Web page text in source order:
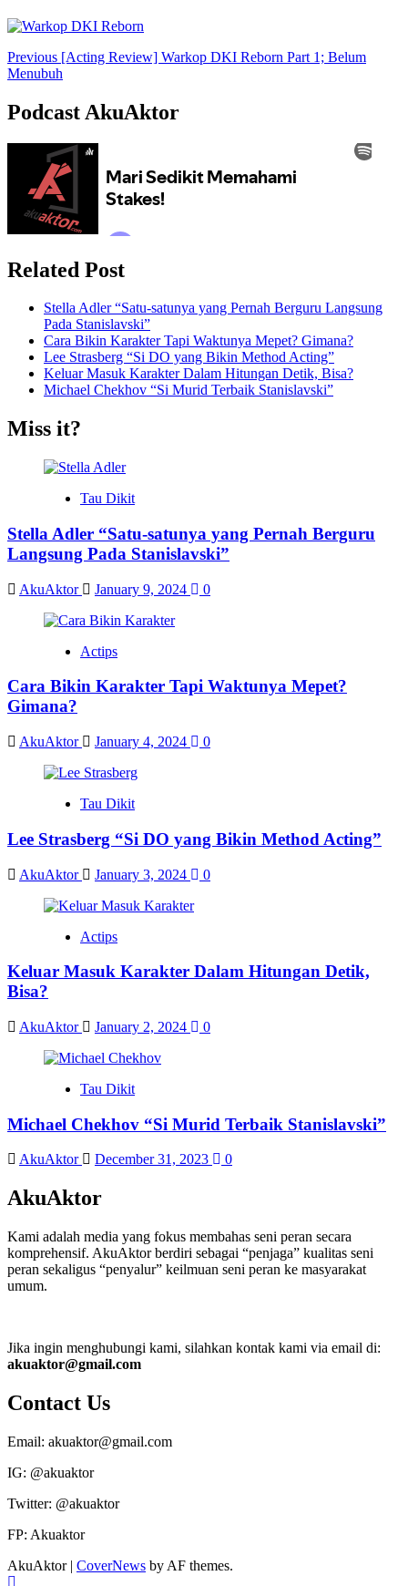
Previous [Acting Review] Warkop DKI Reborn Part 1; Belum
Menubuh
Podcast AkuAktor
Related Post
Stella Adler “Satu-satunya yang Pernah Berguru Langsung
Pada Stanislavski”
Cara Bikin Karakter Tapi Waktunya Mepet? Gimana?
Lee Strasberg “Si DO yang Bikin Method Acting”
Keluar Masuk Karakter Dalam Hitungan Detik, Bisa?
Michael Chekhov “Si Murid Terbaik Stanislavski”
Miss it?
Tau Dikit
Stella Adler “Satu-satunya yang Pernah Berguru
Langsung Pada Stanislavski”
AkuAktor January 9, 2024 0
Actips
Cara Bikin Karakter Tapi Waktunya Mepet?
Gimana?
AkuAktor January 4, 2024 0
Tau Dikit
Lee Strasberg “Si DO yang Bikin Method Acting”
AkuAktor January 3, 2024 0
Actips
Keluar Masuk Karakter Dalam Hitungan Detik,
Bisa?
AkuAktor January 2, 2024 0
Tau Dikit
Michael Chekhov “Si Murid Terbaik Stanislavski”
AkuAktor December 31, 2023 0
AkuAktor
Kami adalah media yang fokus membahas seni peran secara
komprehensif. AkuAktor berdiri sebagai “penjaga” kualitas seni
peran sekaligus “penyalur” keilmuan seni peran ke masyarakat
umum.
Jika ingin menghubungi kami, silahkan kontak kami via email di:
akuaktor@gmail.com
Contact Us
Email: akuaktor@gmail.com
IG: @akuaktor
Twitter: @akuaktor
FP: Akuaktor
AkuAktor | CoverNews by AF themes.